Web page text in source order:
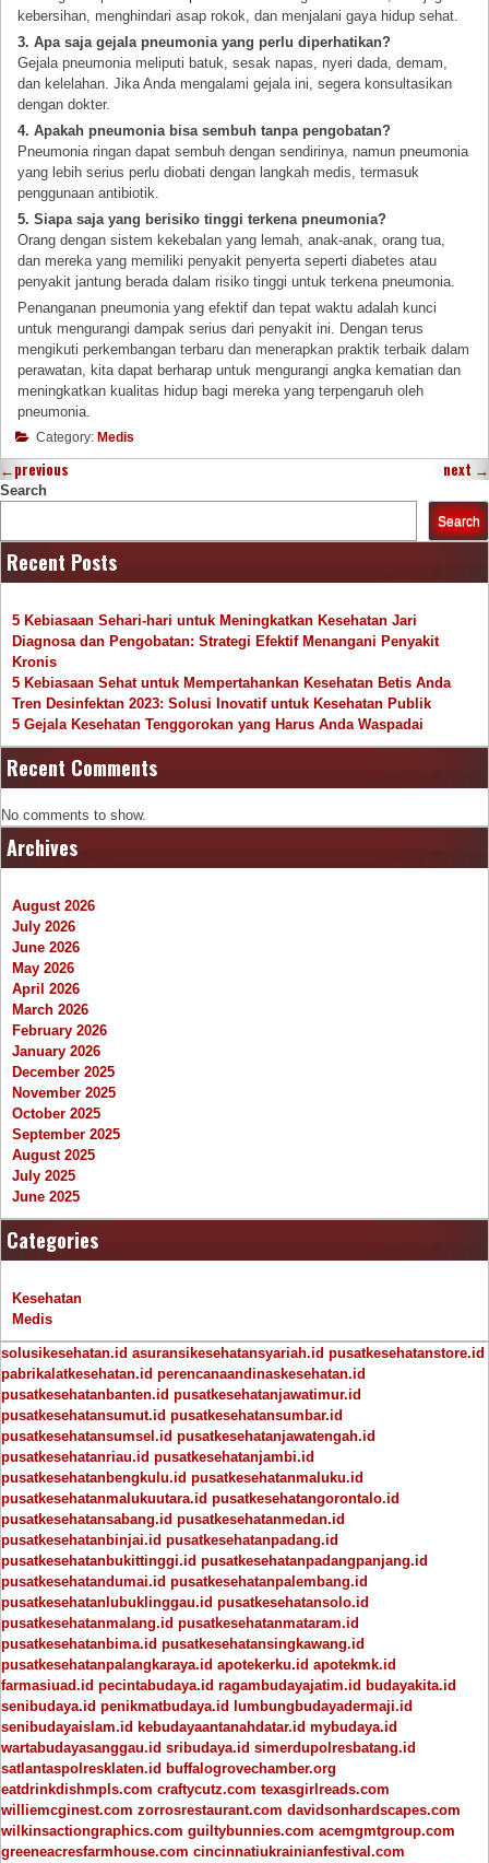
kebersihan, menghindari asap rokok, dan menjalani gaya hidup sehat.
3. Apa saja gejala pneumonia yang perlu diperhatikan?
Gejala pneumonia meliputi batuk, sesak napas, nyeri dada, demam,
dan kelelahan. Jika Anda mengalami gejala ini, segera konsultasikan
dengan dokter.
4. Apakah pneumonia bisa sembuh tanpa pengobatan?
Pneumonia ringan dapat sembuh dengan sendirinya, namun pneumonia
yang lebih serius perlu diobati dengan langkah medis, termasuk
penggunaan antibiotik.
5. Siapa saja yang berisiko tinggi terkena pneumonia?
Orang dengan sistem kekebalan yang lemah, anak-anak, orang tua,
dan mereka yang memiliki penyakit penyerta seperti diabetes atau
penyakit jantung berada dalam risiko tinggi untuk terkena pneumonia.
Penanganan pneumonia yang efektif dan tepat waktu adalah kunci
untuk mengurangi dampak serius dari penyakit ini. Dengan terus
mengikuti perkembangan terbaru dan menerapkan praktik terbaik dalam
perawatan, kita dapat berharap untuk mengurangi angka kematian dan
meningkatkan kualitas hidup bagi mereka yang terpengaruh oleh
pneumonia.
Category: Medis
←previous next →
Search
Search
Recent Posts
5 Kebiasaan Sehari-hari untuk Meningkatkan Kesehatan Jari
Diagnosa dan Pengobatan: Strategi Efektif Menangani Penyakit
Kronis
5 Kebiasaan Sehat untuk Mempertahankan Kesehatan Betis Anda
Tren Desinfektan 2023: Solusi Inovatif untuk Kesehatan Publik
5 Gejala Kesehatan Tenggorokan yang Harus Anda Waspadai
Recent Comments
No comments to show.
Archives
August 2026
July 2026
June 2026
May 2026
April 2026
March 2026
February 2026
January 2026
December 2025
November 2025
October 2025
September 2025
August 2025
July 2025
June 2025
Categories
Kesehatan
Medis
solusikesehatan.id asuransikesehatansyariah.id pusatkesehatanstore.id
pabrikalatkesehatan.id perencanaandinaskesehatan.id
pusatkesehatanbanten.id pusatkesehatanjawatimur.id
pusatkesehatansumut.id pusatkesehatansumbar.id
pusatkesehatansumsel.id pusatkesehatanjawatengah.id
pusatkesehatanriau.id pusatkesehatanjambi.id
pusatkesehatanbengkulu.id pusatkesehatanmaluku.id
pusatkesehatanmalukuutara.id pusatkesehatangorontalo.id
pusatkesehatansabang.id pusatkesehatanmedan.id
pusatkesehatanbinjai.id pusatkesehatanpadang.id
pusatkesehatanbukittinggi.id pusatkesehatanpadangpanjang.id
pusatkesehatandumai.id pusatkesehatanpalembang.id
pusatkesehatanlubuklinggau.id pusatkesehatansolo.id
pusatkesehatanmalang.id pusatkesehatanmataram.id
pusatkesehatanbima.id pusatkesehatansingkawang.id
pusatkesehatanpalangkaraya.id apotekerku.id apotekmk.id
farmasiuad.id pecintabudaya.id ragambudayajatim.id budayakita.id
senibudaya.id penikmatbudaya.id
lumbungbudayadermaji.id
senibudayaislam.id kebudayaantanahdatar.id mybudaya.id
wartabudayasanggau.id sribudaya.id simerdupolresbatang.id
satlantaspolresklaten.id buffalogrovechamber.org
eatdrinkdishmpls.com craftycutz.com texasgirlreads.com
williemcginest.com zorrosrestaurant.com davidsonhardscapes.com
wilkinsactiongraphics.com guiltybunnies.com acemgmtgroup.com
greeneacresfarmhouse.com cincinnatiukrainianfestival.com